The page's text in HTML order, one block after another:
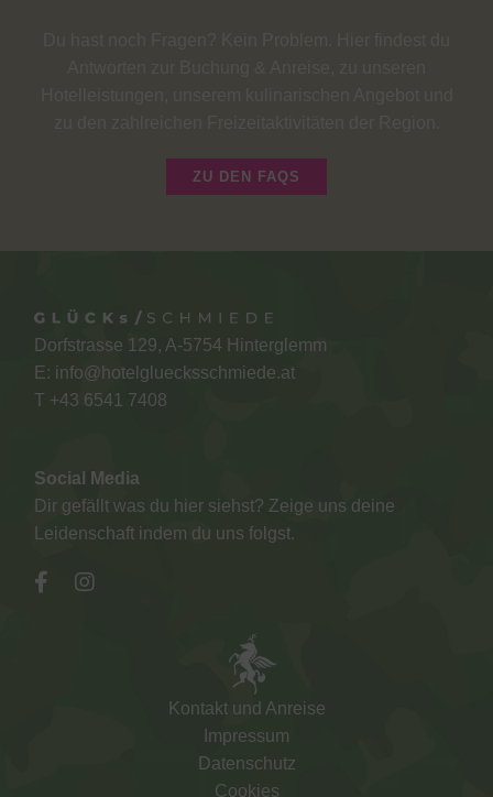
ZU DEN FAQS
Dorfstrasse 129, A-5754 Hinterglemm
E: info@hotelgluecksschmiede.at
T +43 6541 7408
Social Media
Dir gefällt was du hier siehst? Zeige uns deine
Leidenschaft indem du uns folgst.
Kontakt und Anreise
Impressum
Datenschutz
Cookies